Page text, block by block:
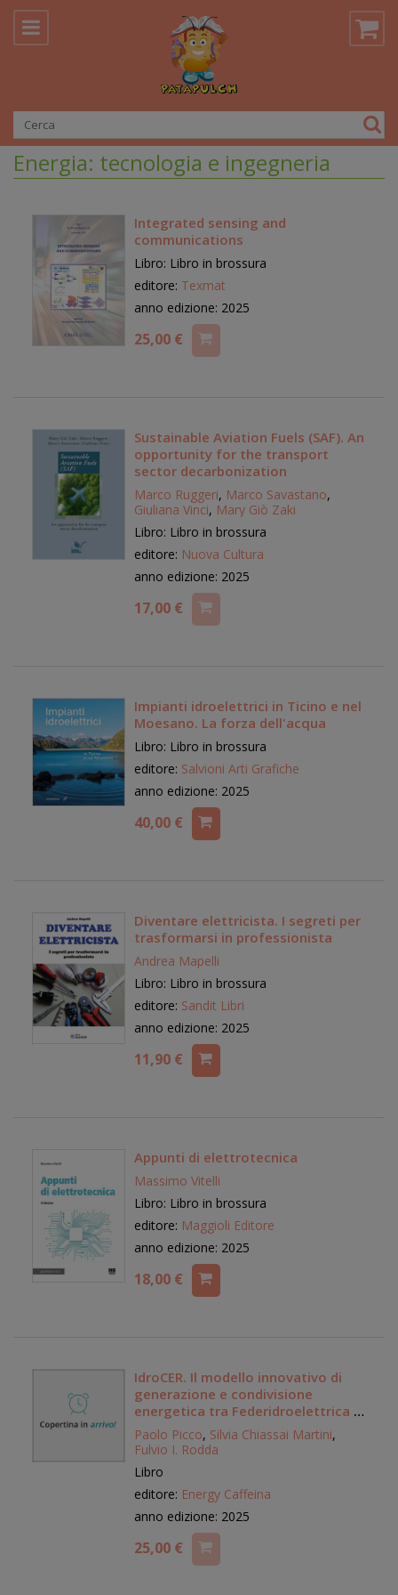
Energia: tecnologia e ingegneria
Integrated sensing and
communications
Libro: Libro in brossura
editore: Texmat
anno edizione: 2025
25,00 €
Sustainable Aviation Fuels (SAF). An
opportunity for the transport
sector decarbonization
Marco Ruggeri, Marco Savastano,
Giuliana Vinci, Mary Giò Zaki
Libro: Libro in brossura
editore: Nuova Cultura
anno edizione: 2025
17,00 €
Impianti idroelettrici in Ticino e nel
Moesano. La forza dell'acqua
Libro: Libro in brossura
editore: Salvioni Arti Grafiche
anno edizione: 2025
40,00 €
Diventare elettricista. I segreti per
trasformarsi in professionista
Andrea Mapelli
Libro: Libro in brossura
editore: Sandit Libri
anno edizione: 2025
11,90 €
Appunti di elettrotecnica
Massimo Vitelli
Libro: Libro in brossura
editore: Maggioli Editore
anno edizione: 2025
18,00 €
IdroCER. Il modello innovativo di
generazione e condivisione
energetica tra Federidroelettrica e
Fondazione CER Italia
Paolo Picco, Silvia Chiassai Martini,
Fulvio I. Rodda
Libro
editore: Energy Caffeina
anno edizione: 2025
25,00 €